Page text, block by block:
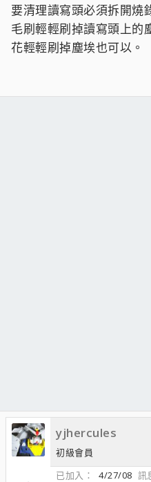
要清理讀寫頭必須拆開燒
毛刷輕輕刷掉讀寫頭上的
花輕輕刷掉塵埃也可以。
yjhercules
初級會員
已加入
4/27/08 訊